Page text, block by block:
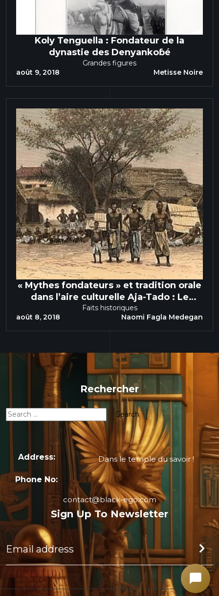
Koly Tenguella : Fondateur de la
dynastie des Denyankoɓé
Grandes figures
août 9, 2018
Metisse Noire
« Mythes fondateurs » et tradition orale
dans l’aire culturelle Aja-Tado : Le
Royaume de Porto-Novo
Faits historiques
août 8, 2018
Naomi Fagla Medegan
Rechercher
Address: Dans le temple du savoir !
Phone No:
contact@black-ego.com
Sign Up To Newsletter